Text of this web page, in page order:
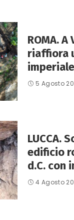
ROMA.
riaffiora
5 Agosto
LUCCA.
edificio
d.C. con
4 Agosto